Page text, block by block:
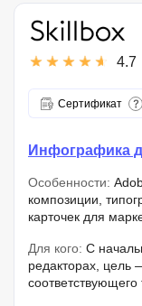
4.7
Сертификат
Инфографика
Особенности:
композиции,
карточек для
Для кого: С
редакторах, цель